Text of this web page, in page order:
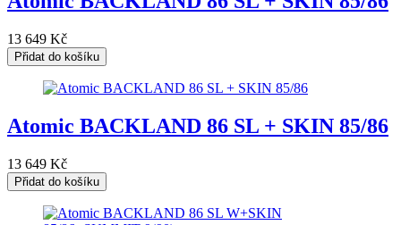
13 649 Kč
Přidat do košíku
Atomic BACKLAND 86 SL + SKIN 85/86
13 649 Kč
Přidat do košíku